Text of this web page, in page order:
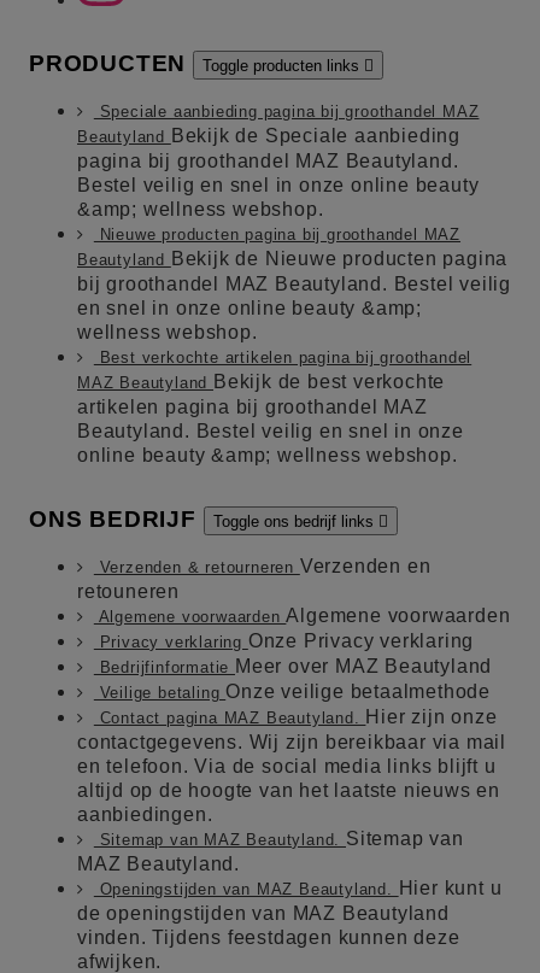
PRODUCTEN Toggle producten links 
Speciale aanbieding pagina bij groothandel MAZ
Beautyland Bekijk de Speciale aanbieding
pagina bij groothandel MAZ Beautyland.
Bestel veilig en snel in onze online beauty
&amp; wellness webshop.
Nieuwe producten pagina bij groothandel MAZ
Beautyland Bekijk de Nieuwe producten pagina
bij groothandel MAZ Beautyland. Bestel veilig
en snel in onze online beauty &amp;
wellness webshop.
Best verkochte artikelen pagina bij groothandel
MAZ Beautyland Bekijk de best verkochte
artikelen pagina bij groothandel MAZ
Beautyland. Bestel veilig en snel in onze
online beauty &amp; wellness webshop.
ONS BEDRIJF Toggle ons bedrijf links 
Verzenden & retourneren Verzenden en
retouneren
Algemene voorwaardenAlgemene voorwaarden
Privacy verklaring Onze Privacy verklaring
Bedrijfinformatie Meer over MAZ Beautyland
Veilige betaling Onze veilige betaalmethode
Contact pagina MAZ Beautyland.
Hier zijn onze
contactgegevens. Wij zijn bereikbaar via mail
en telefoon. Via de social media links blijft u
altijd op de hoogte van het laatste nieuws en
aanbiedingen.
Sitemap van MAZ Beautyland. Sitemap van
MAZ Beautyland.
Openingstijden van MAZ Beautyland.
Hier kunt u
de openingstijden van MAZ Beautyland
vinden. Tijdens feestdagen kunnen deze
afwijken.